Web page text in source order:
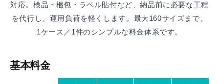
対応。 検品・梱包・ラベル貼付など、納品前に必要な工程
を代行し、運用負荷を軽くします。 最大160サイズまで、
1ケース／1件のシンプルな料金体系です。
基本料金